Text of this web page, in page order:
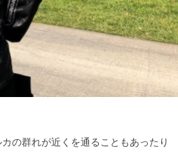
の群れが近くを通ることもあったり